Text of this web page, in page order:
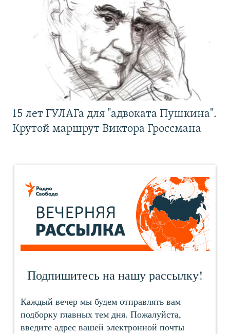
15 лет ГУЛАГа для "адвоката Пушкина".
Крутой маршрут Виктора Гроссмана